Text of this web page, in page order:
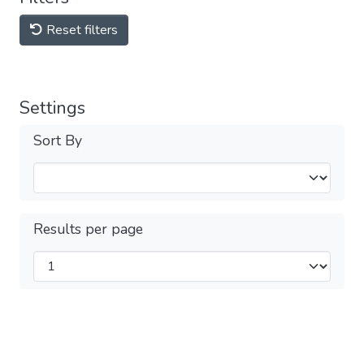
Reset filters
Settings
Sort By
Results per page